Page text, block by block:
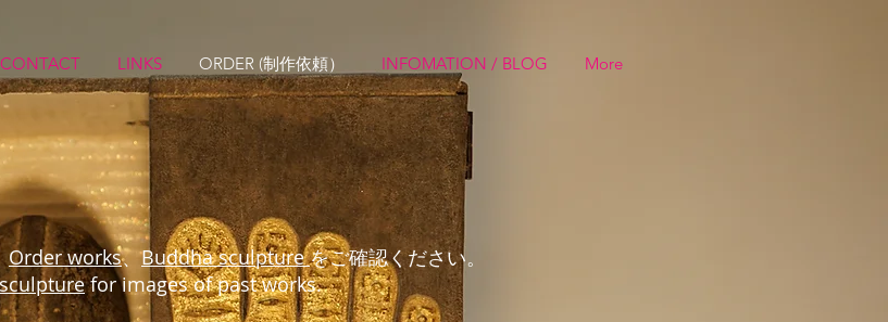
CONTACT LINKS ORDER (制作依頼） INFOMATION / BLOG More
Order works、Buddha sculptureをご確認ください。
for images of past works.